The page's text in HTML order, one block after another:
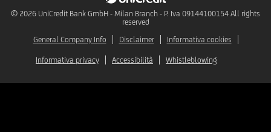
© 2026 UniCredit Bank GmbH - Milan Branch - P. Iva 09144100154 All rights
reserved
General Company Info
Disclaimer Informativa cookies
Informativa privacy Accessibilità Whistleblowing